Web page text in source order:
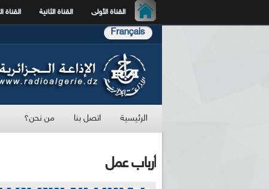
القناة الأولى القناة الثانية القناة
Français
الرئيسية اتصل بنا من نحن؟
أرباب عمل